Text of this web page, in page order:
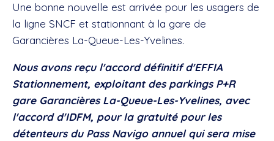
Une bonne nouvelle est arrivée pour les usagers de
la ligne SNCF et stationnant à la gare de
Garancières La-Queue-Les-Yvelines.
Nous avons reçu l'accord définitif d'EFFIA
Stationnement, exploitant des parkings P+R
gare Garancières La-Queue-Les-Yvelines, avec
l'accord d'IDFM, pour la gratuité pour les
détenteurs du Pass Navigo annuel qui sera mise